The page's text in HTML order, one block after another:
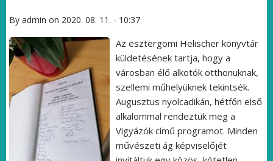
By admin on 2020. 08. 11. - 10:37
Az esztergomi Helischer könyvtár
küldetésének tartja, hogy a
városban élő alkotók otthonuknak,
szellemi műhelyüknek tekintsék.
Augusztus nyolcadikán, hétfőn első
alkalommal rendeztük meg a
Vigyázók című programot. Minden
művészeti ág képviselőjét